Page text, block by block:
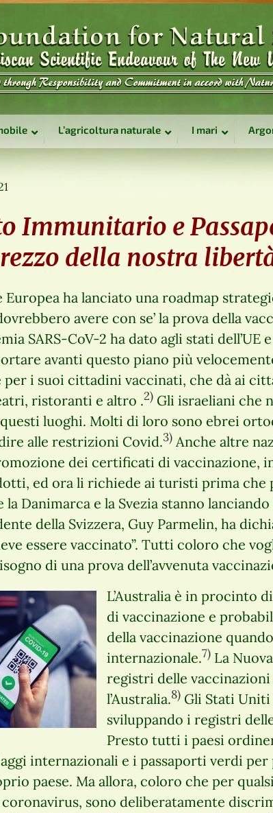
L’agricoltura naturale I mari
Immunitario e
della nostra
Europea ha lanciato una roadmap
avere con se’ la prova della
SARS-CoV-2 ha dato agli stati dell’UE
avanti questo piano più
i suoi cittadini vaccinati, che dà ai
ristoranti e altro .2) Gli israeliani che
luoghi. Molti di loro sono ebrei
alle restrizioni Covid.3) Anche altre
dei certificati di vaccinazione,
ed ora li richiede ai turisti prima che
la Danimarca e la Svezia stanno
della Svizzera, Guy Parmelin, ha
essere vaccinato”. Tutti coloro che
di una prova dell’avvenuta
L’Australia è in procinto
di vaccinazione e
della vaccinazione
internazionale.7) La
registri delle vaccinazioni
l’Australia.8) Gli Stati Uniti
sviluppando i registri
Presto tutti i paesi
internazionali e i passaporti verdi
paese. Ma allora, coloro che per
sono deliberatamente